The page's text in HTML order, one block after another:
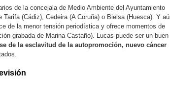
de la concejala de Medio Ambiente del Ayuntamiento
(Cádiz), Cedeira (A Coruña) o Bielsa (Huesca). Y
de la menor tensión periodística y ofrece momentos de
grabada de Marina Castaño). Lucas puede ser un buen
de la esclavitud de la autopromoción, nuevo cáncer